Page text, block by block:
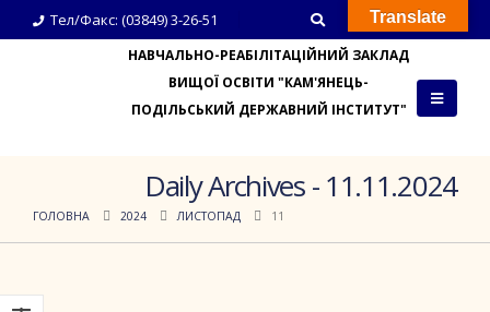
Тел/Факс: (03849) 3-26-51
НАВЧАЛЬНО-РЕАБІЛІТАЦІЙНИЙ ЗАКЛАД
ВИЩОЇ ОСВІТИ "КАМ'ЯНЕЦЬ-
ПОДІЛЬСЬКИЙ ДЕРЖАВНИЙ ІНСТИТУТ"
Daily Archives - 11.11.2024
ГОЛОВНА 2024 ЛИСТОПАД 11
Translate